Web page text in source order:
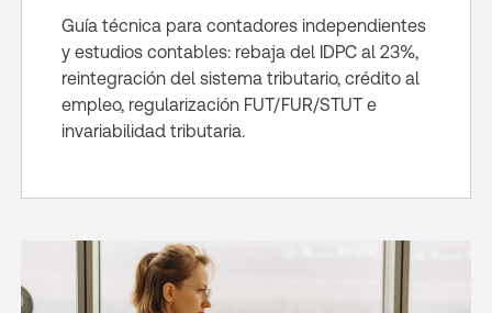
Guía técnica para contadores independientes
y estudios contables: rebaja del IDPC al 23%,
reintegración del sistema tributario, crédito al
empleo, regularización FUT/FUR/STUT e
invariabilidad tributaria.